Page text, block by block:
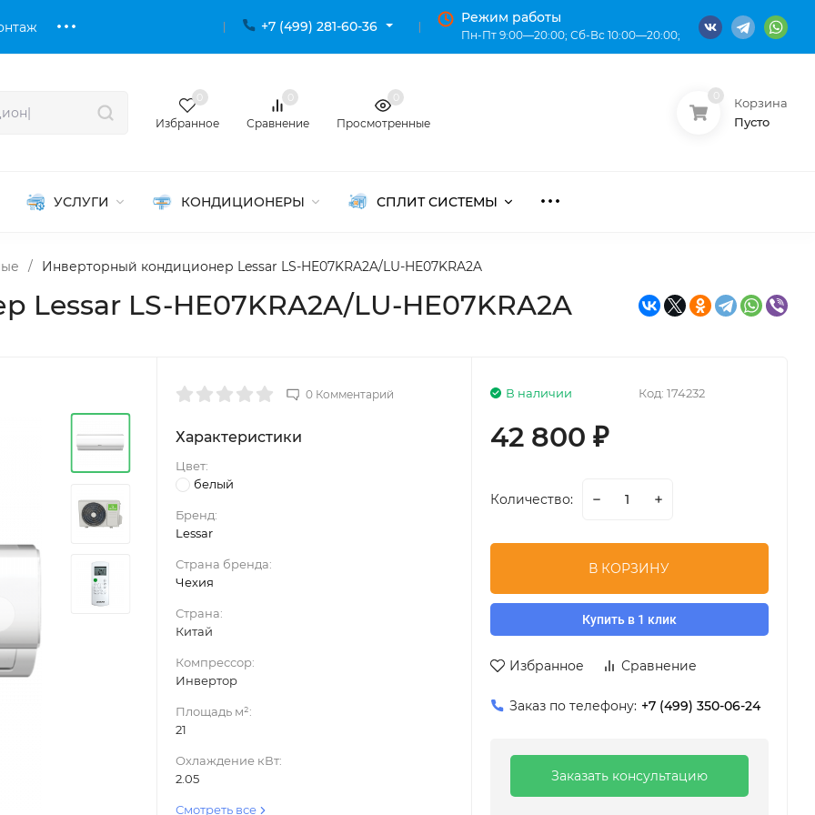
+7 (499) 281-60-36
Режим работы
Пн-Пт 9:00—20:00; Сб-Вс 10:00—20:00;
Избранное Сравнение Просмотренные
Корзина
Пусто
УСЛУГИ КОНДИЦИОНЕРЫ СПЛИТ СИСТЕМЫ
/ Инверторный кондиционер Lessar LS-HE07KRA2A/LU-HE07KRA2A
LS-HE07KRA2A/LU-HE07KRA2A
0 Комментарий
Характеристики
Цвет:
белый
Бренд:
Lessar
Страна бренда:
Чехия
Страна:
Китай
Компрессор:
Инвертор
Площадь м²:
21
Охлаждение кВт:
2.05
Смотреть все
Код: 174232
В наличии
42 800 ₽
Количество:
В КОРЗИНУ
Купить в 1 клик
Избранное Сравнение
Заказ по телефону: +7 (499) 350-06-24
Заказать консультацию